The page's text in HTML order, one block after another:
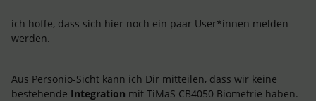
ich hoffe, dass sich hier noch ein paar User*innen melden
werden.
Aus Personio-Sicht kann ich Dir mitteilen, dass wir keine
bestehende Integration mit TiMaS CB4050 Biometrie haben.